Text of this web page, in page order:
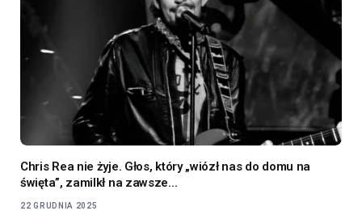
Chris Rea nie żyje. Głos, który „wiózł nas do domu na
święta”, zamilkł na zawsze…
22 GRUDNIA 2025